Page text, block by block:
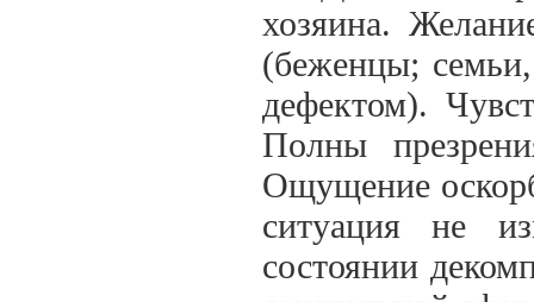
хозяина.
(беженцы; семьи,
дефектом).
Полны
Ощущение
ситуация не
состоянии